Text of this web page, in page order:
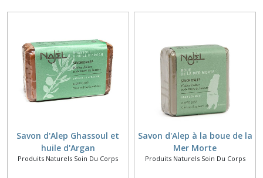
Savon d'Alep Ghassoul et
huile d'Argan
Produits Naturels Soin Du Corps
Savon d'Alep à la boue de la
Mer Morte
Produits Naturels Soin Du Corps